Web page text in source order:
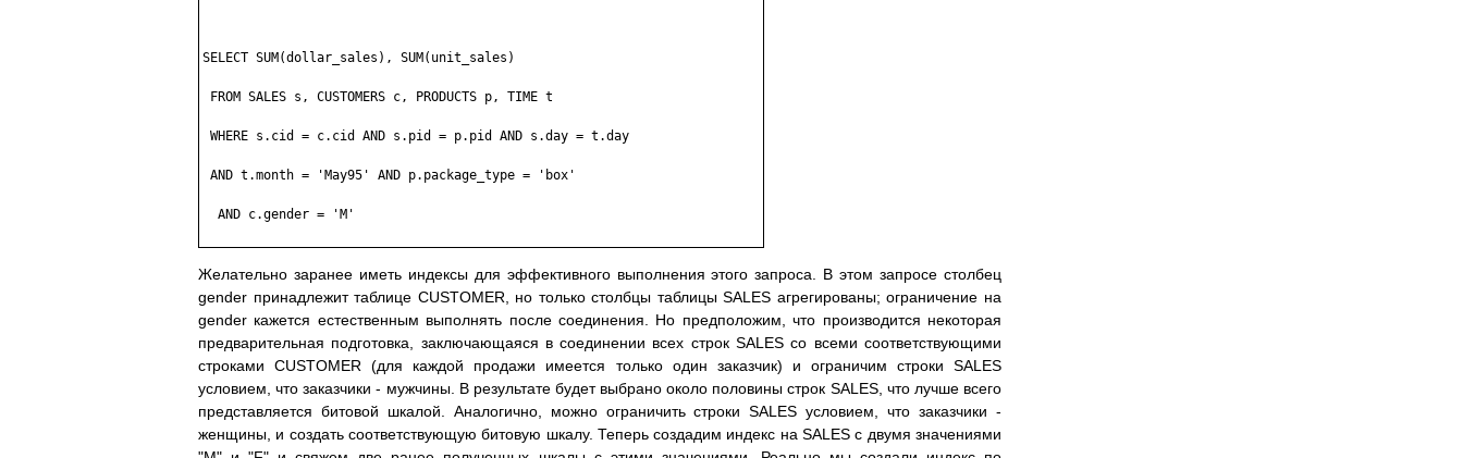
SELECT SUM(dollar_sales), SUM(unit_sales)
FROM SALES s, CUSTOMERS c, PRODUCTS p, TIME t
WHERE s.cid = c.cid AND s.pid = p.pid AND s.day = t.day
AND t.month = 'May95' AND p.package_type = 'box'
  AND c.gender = 'M'
Желательно заранее иметь индексы для эффективного выполнения этого запроса. В этом запросе столбец
gender принадлежит таблице CUSTOMER, но только столбцы таблицы SALES агрегированы; ограничение на
gender кажется естественным выполнять после соединения. Но предположим, что производится некоторая
предварительная подготовка, заключающаяся в соединении всех строк SALES со всеми соответствующими
строками CUSTOMER (для каждой продажи имеется только один заказчик) и ограничим строки SALES
условием, что заказчики - мужчины. В результате будет выбрано около половины строк SALES, что лучше всего
представляется битовой шкалой. Аналогично, можно ограничить строки SALES условием, что заказчики -
женщины, и создать соответствующую битовую шкалу. Теперь создадим индекс на SALES с двумя значениями